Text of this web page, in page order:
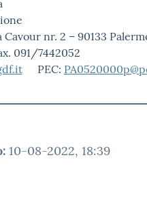
nr. 2 – 90133
091/7442052
PEC:
: 10-08-2022, 18:39